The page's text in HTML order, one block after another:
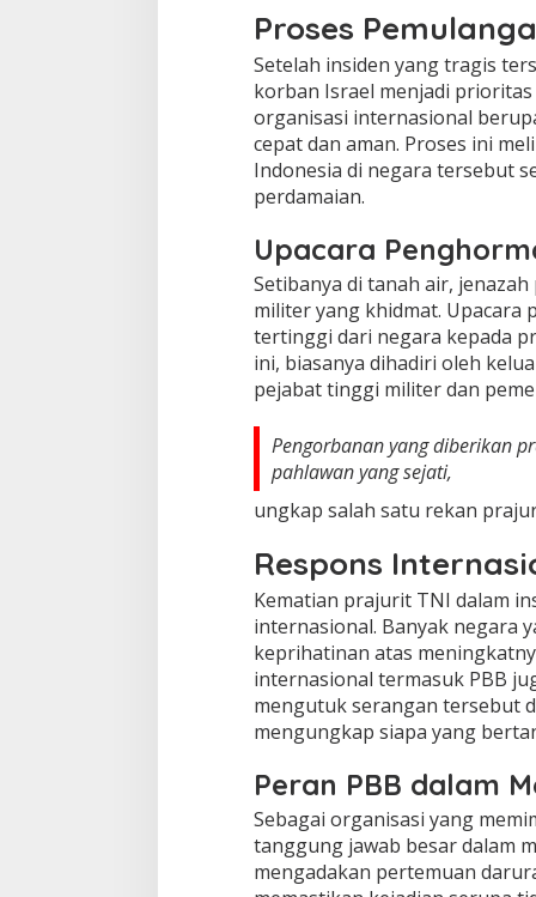
Proses
Setelah insiden yang tragis
korban Israel menjadi
organisasi internasional
cepat dan aman. Proses ini
Indonesia di negara tersebut
perdamaian.
Upacara
Setibanya di tanah air,
militer yang khidmat.
tertinggi dari negara kepada
ini, biasanya dihadiri oleh
pejabat tinggi militer dan
Pengorbanan yang diberikan
pahlawan yang sejati,
ungkap salah satu rekan
Respons
Kematian prajurit TNI dalam
internasional. Banyak negara
keprihatinan atas
internasional termasuk PBB
mengutuk serangan tersebut
mengungkap siapa yang
Peran PBB dalam
Sebagai organisasi yang
tanggung jawab besar dalam
mengadakan pertemuan